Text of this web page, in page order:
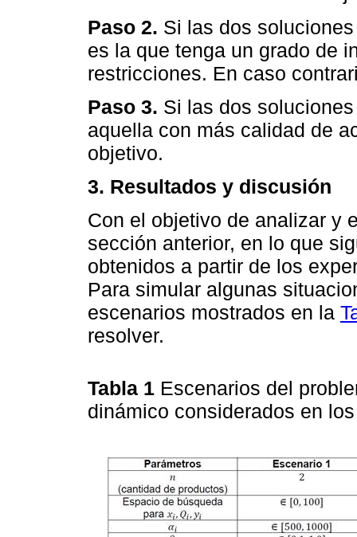
Paso 2. Si las dos
es la que tenga un grado de
restricciones. En caso
Paso 3. Si las dos
aquella con más calidad de
objetivo.
3. Resultados y discusión
Con el objetivo de analizar y
sección anterior, en lo que
obtenidos a partir de los
Para simular algunas
escenarios mostrados en la
resolver.
Tabla 1 Escenarios del
dinámico considerados en